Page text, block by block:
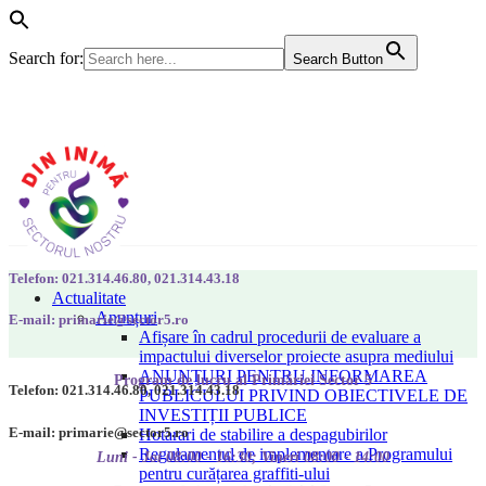
Search for: Search Button
Actualitate
Anunțuri
Afișare în cadrul procedurii de evaluare a
impactului diverselor proiecte asupra mediului
ANUNȚURI PENTRU INFORMAREA
PUBLICULUI PRIVIND OBIECTIVELE DE
INVESTIȚII PUBLICE
Hotarari de stabilire a despagubirilor
Regulamentul de implementare a Programului
pentru curățarea graffiti-ului
Telefon: 021.314.46.80, 021.314.43.18
E-mail: primarie@sector5.ro
Program de lucru al Primăriei Sector 5
Luni - Joi 08:00 - 16:30; Vineri 08:00 - 14:00
Telefon: 021.314.46.80, 021.314.43.18
E-mail: primarie@sector5.ro